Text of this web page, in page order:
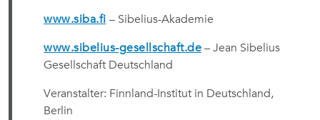
www.siba.fi – Sibelius-Akademie
www.sibelius-gesellschaft.de – Jean Sibelius
Gesellschaft Deutschland
Veranstalter: Finnland-Institut in Deutschland,
Berlin